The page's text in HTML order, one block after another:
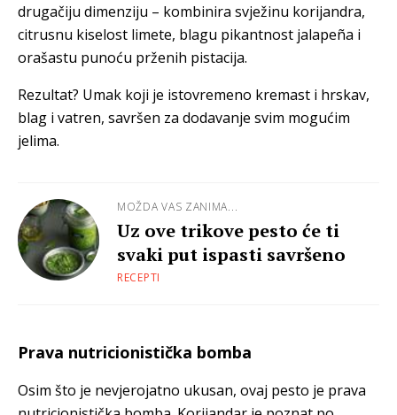
drugačiju dimenziju – kombinira svježinu korijandra,
citrusnu kiselost limete, blagu pikantnost jalapeña i
orašastu punoću prženih pistacija.
Rezultat? Umak koji je istovremeno kremast i hrskav,
blag i vatren, savršen za dodavanje svim mogućim
jelima.
MOŽDA VAS ZANIMA...
Uz ove trikove pesto će ti
svaki put ispasti savršeno
RECEPTI
Prava nutricionistička bomba
Osim što je nevjerojatno ukusan, ovaj pesto je prava